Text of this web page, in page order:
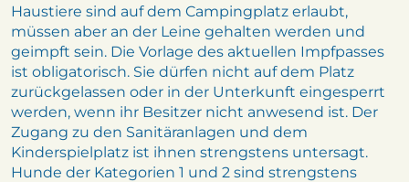
Haustiere sind auf dem Campingplatz erlaubt,
müssen aber an der Leine gehalten werden und
geimpft sein. Die Vorlage des aktuellen Impfpasses
ist obligatorisch. Sie dürfen nicht auf dem Platz
zurückgelassen oder in der Unterkunft eingesperrt
werden, wenn ihr Besitzer nicht anwesend ist. Der
Zugang zu den Sanitäranlagen und dem
Kinderspielplatz ist ihnen strengstens untersagt.
Hunde der Kategorien 1 und 2 sind strengstens